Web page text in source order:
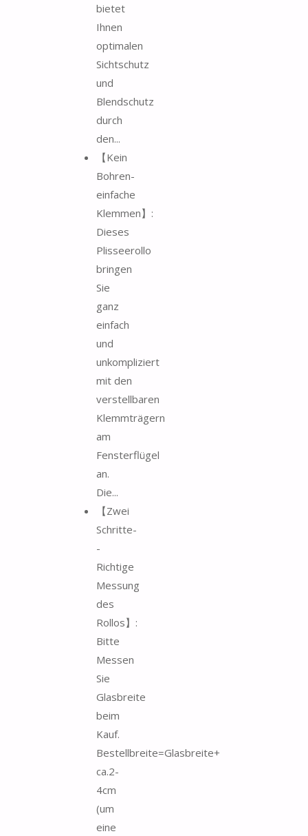
bietet
Ihnen
optimalen
Sichtschutz
und
Blendschutz
durch
den...
【Kein
Bohren-
einfache
Klemmen】:
Dieses
Plisseerollo
bringen
Sie
ganz
einfach
und
unkompliziert
mit den
verstellbaren
Klemmträgern
am
Fensterflügel
an.
Die...
【Zwei
Schritte-
-
Richtige
Messung
des
Rollos】:
Bitte
Messen
Sie
Glasbreite
beim
Kauf.
Bestellbreite=Glasbreite+
ca.2-
4cm
(um
eine